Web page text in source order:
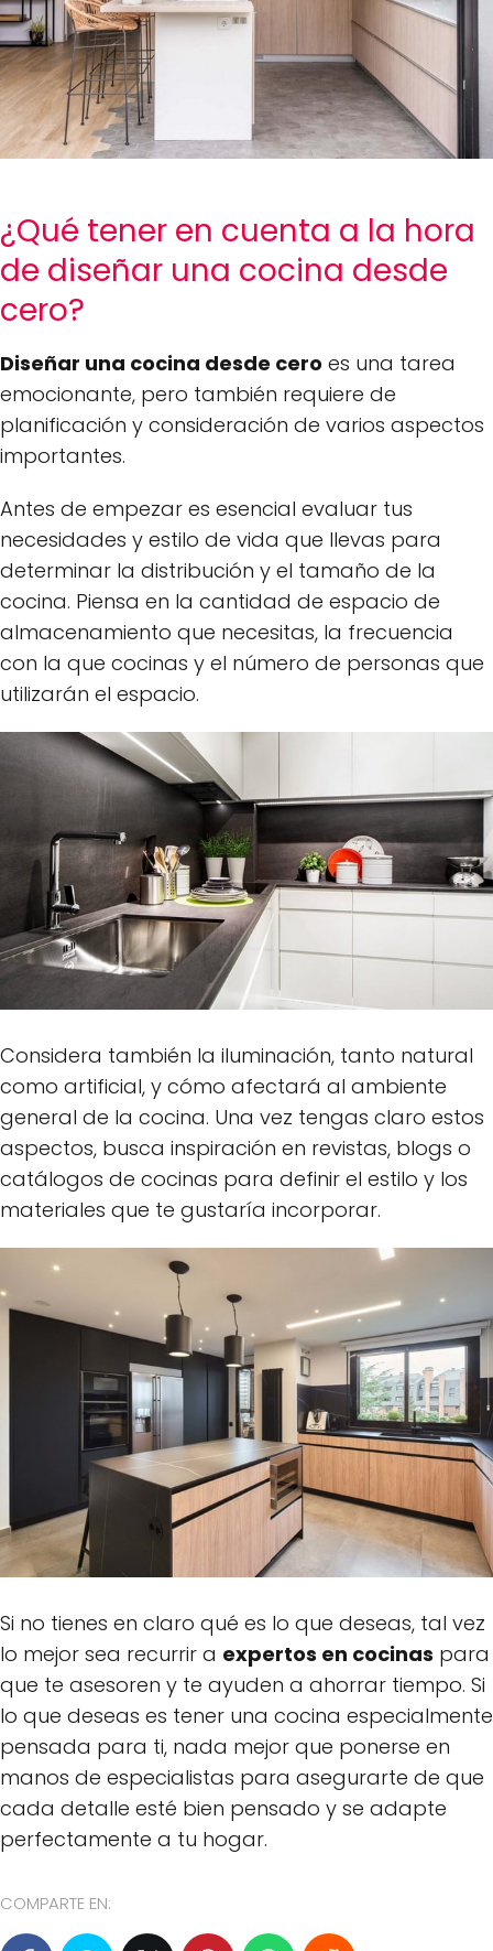
¿Qué tener en cuenta a la hora
de diseñar una cocina desde
cero?
Diseñar una cocina desde cero es una tarea
emocionante, pero también requiere de
planificación y consideración de varios aspectos
importantes.
Antes de empezar es esencial evaluar tus
necesidades y estilo de vida que llevas para
determinar la distribución y el tamaño de la
cocina. Piensa en la cantidad de espacio de
almacenamiento que necesitas, la frecuencia
con la que cocinas y el número de personas que
utilizarán el espacio.
Considera también la iluminación, tanto natural
como artificial, y cómo afectará al ambiente
general de la cocina. Una vez tengas claro estos
aspectos, busca inspiración en revistas, blogs o
catálogos de cocinas para definir el estilo y los
materiales que te gustaría incorporar.
Si no tienes en claro qué es lo que deseas, tal vez
lo mejor sea recurrir a expertos en cocinas para
que te asesoren y te ayuden a ahorrar tiempo. Si
lo que deseas es tener una cocina especialmente
pensada para ti, nada mejor que ponerse en
manos de especialistas para asegurarte de que
cada detalle esté bien pensado y se adapte
perfectamente a tu hogar.
COMPARTE EN: